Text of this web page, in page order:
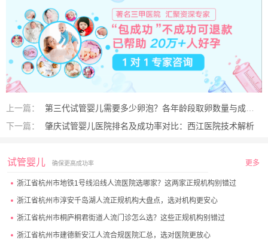
上一篇：
第三代试管婴儿需要多少卵泡？各年龄段取卵数量与成功率解析
下一篇：
肇庆试管婴儿医院排名及成功率对比：西江医院技术解析
试管婴儿 确保更高成功率 更多
浙江省杭州市地铁1号线沿线人流医院选哪家？这两家正规机构别错过
浙江省杭州市淳安千岛湖人流正规机构大盘点，选对机构更安心
浙江省杭州市桐庐桐君街道人流门诊怎么选？这些正规机构别错过
浙江省杭州市建德新安江人流合规医院汇总，选对医院更放心